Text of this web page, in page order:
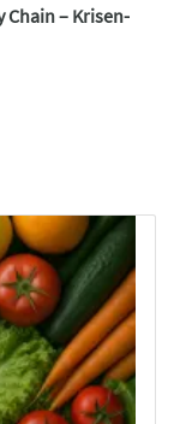
– Krisen-